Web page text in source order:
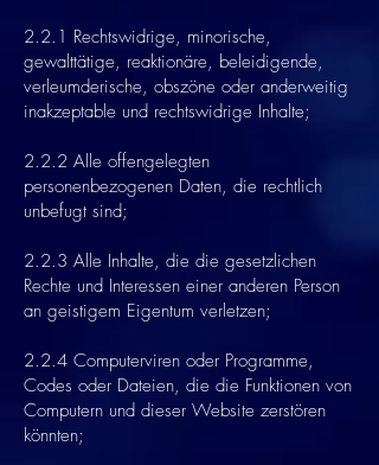
2.2.1 Rechtswidrige, minorische,
gewalttätige, reaktionäre, beleidigende,
verleumderische, obszöne oder anderweitig
inakzeptable und rechtswidrige Inhalte;
2.2.2 Alle offengelegten
personenbezogenen Daten, die rechtlich
unbefugt sind;
2.2.3 Alle Inhalte, die die gesetzlichen
Rechte und Interessen einer anderen Person
an geistigem Eigentum verletzen;
2.2.4 Computerviren oder Programme,
Codes oder Dateien, die die Funktionen von
Computern und dieser Website zerstören
könnten;